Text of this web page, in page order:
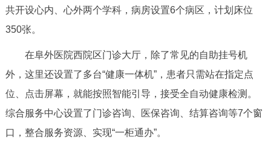
政务服务
个人服务 法人服务 部门服务
便民服务 利企服务
共开设心内、心外两个学科，病房设置6个病区，计划床位
350张。
在阜外医院西院区门诊大厅，除了常见的自助挂号机
外，这里还设置了多台“健康一体机”，患者只需站在指定点
位、点击屏幕，就能按照智能引导，接受全自动健康检测。
综合服务中心设置了门诊咨询、医保咨询、结算咨询等7个窗
口，整合服务资源、实现“一柜通办”。